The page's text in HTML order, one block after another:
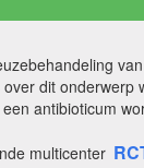
dit
antibioticum
multicenter